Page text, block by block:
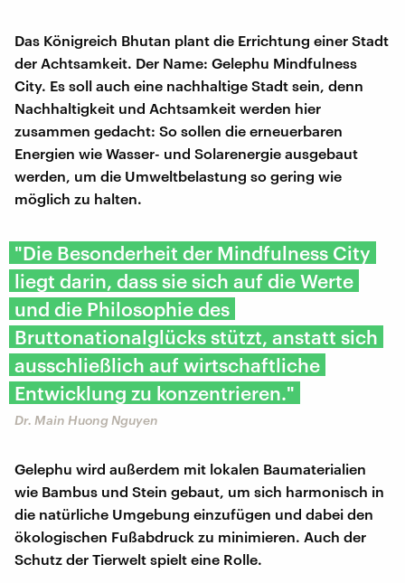
Das Königreich Bhutan plant die Errichtung einer Stadt
der Achtsamkeit. Der Name: Gelephu Mindfulness
City. Es soll auch eine nachhaltige Stadt sein, denn
Nachhaltigkeit und Achtsamkeit werden hier
zusammen gedacht: So sollen die erneuerbaren
Energien wie Wasser- und Solarenergie ausgebaut
werden, um die Umweltbelastung so gering wie
möglich zu halten.
"Die Besonderheit der Mindfulness City
liegt darin, dass sie sich auf die Werte
und die Philosophie des
Bruttonationalglücks stützt, anstatt sich
ausschließlich auf wirtschaftliche
Entwicklung zu konzentrieren."
Dr. Main Huong Nguyen
Gelephu wird außerdem mit lokalen Baumaterialien
wie Bambus und Stein gebaut, um sich harmonisch in
die natürliche Umgebung einzufügen und dabei den
ökologischen Fußabdruck zu minimieren. Auch der
Schutz der Tierwelt spielt eine Rolle.